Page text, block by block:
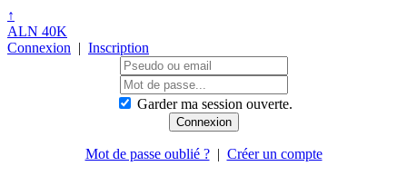
↑
ALN 40K
Connexion | Inscription
Garder ma session ouverte.
Mot de passe oublié ?| Créer un compte